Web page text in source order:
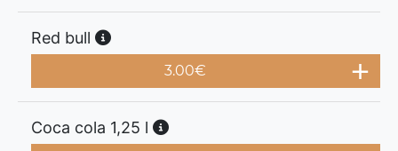
Red bull
3.00€
Coca cola 1,25 l